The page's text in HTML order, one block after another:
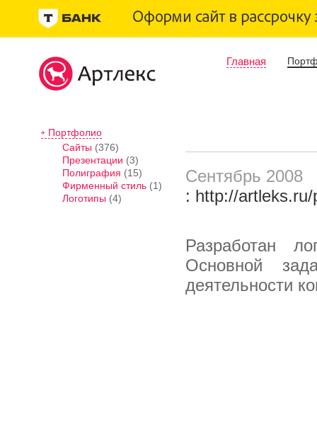
Главная
Портфолио
Сайты (376)
Презентации (3)
Полиграфия (15)
Фирменный стиль (1)
Логотипы (4)
Сентябрь 2008
: http://
Разработан
Основной
деятельности